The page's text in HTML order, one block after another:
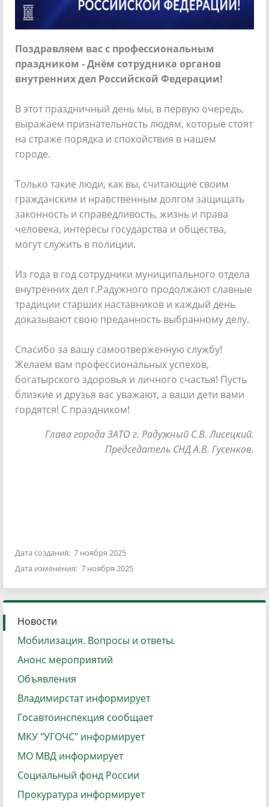
Поздравляем вас с профессиональным
праздником - Днём сотрудника органов
внутренних дел Российской Федерации!
В этот праздничный день мы, в первую очередь,
выражаем признательность людям, которые стоят
на страже порядка и спокойствия в нашем
городе.
Только такие люди, как вы, считающие своим
гражданским и нравственным долгом защищать
законность и справедливость, жизнь и права
человека, интересы государства и общества,
могут служить в полиции.
Из года в год сотрудники муниципального отдела
внутренних дел г.Радужного продолжают славные
традиции старших наставников и каждый день
доказывают свою преданность выбранному делу.
Спасибо за вашу самоотверженную службу!
Желаем вам профессиональных успехов,
богатырского здоровья и личного счастья! Пусть
близкие и друзья вас уважают, а ваши дети вами
гордятся! С праздником!
Глава города ЗАТО г. Радужный С.В. Лисецкий.
Председатель СНД А.В. Гусенков.
Дата создания: 7 ноября 2025
Дата изменения: 7 ноября 2025
Новости
Мобилизация. Вопросы и ответы.
Анонс мероприятий
Объявления
Владимирстат информирует
Госавтоинспекция сообщает
МКУ "УГОЧС" информирует
МО МВД информирует
Социальный фонд России
Прокуратура информирует